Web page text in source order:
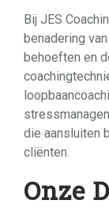
Bij JES
benadering
behoeften en
die aansluiten
cliënten.
Onze